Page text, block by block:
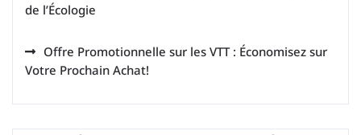
de l’Écologie
Offre Promotionnelle sur les VTT : Économisez sur
Votre Prochain Achat!